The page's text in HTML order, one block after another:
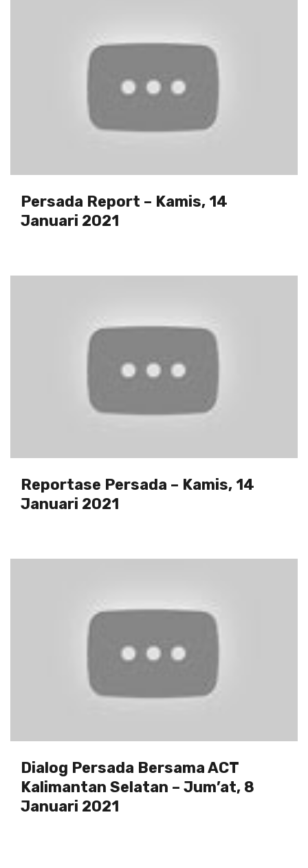
Persada Report – Kamis, 14
Januari 2021
Reportase Persada – Kamis, 14
Januari 2021
Dialog Persada Bersama ACT
Kalimantan Selatan – Jum’at, 8
Januari 2021